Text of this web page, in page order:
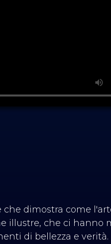
dimostra come
illustre, che ci hanno
di bellezza e verità.